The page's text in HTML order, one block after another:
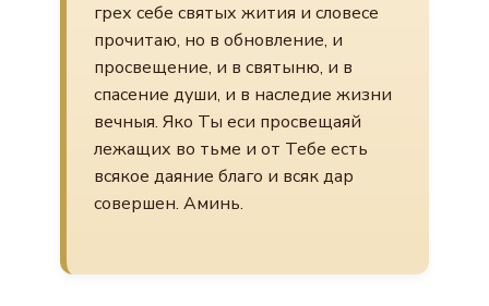
грех себе святых жития и словесе
прочитаю, но в обновление, и
просвещение, и в святыню, и в
спасение души, и в наследие жизни
вечныя. Яко Ты еси просвещаяй
лежащих во тьме и от Тебе есть
всякое даяние благо и всяк дар
совершен. Аминь.